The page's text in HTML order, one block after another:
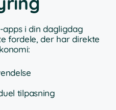
i din dagligdag
fordele, der har direkte
tilpasning